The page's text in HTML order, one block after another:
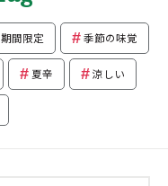
期間限定 季節の味覚
夏辛 涼しい